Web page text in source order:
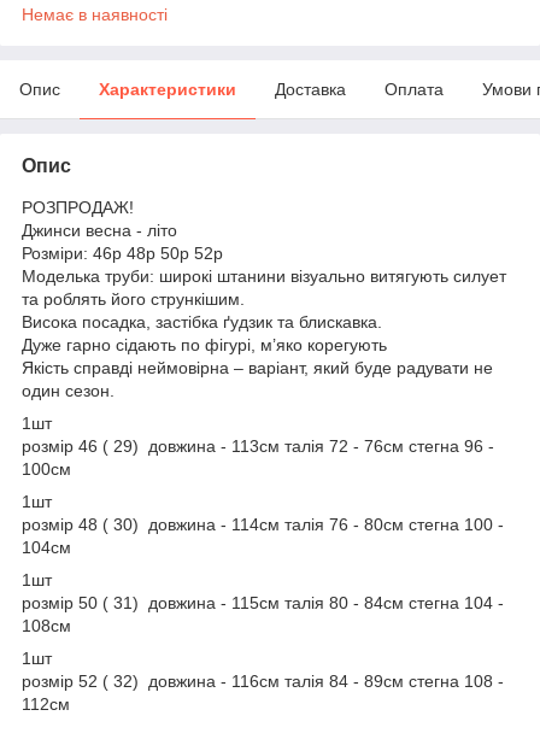
Немає в наявності
Опис Характеристики Доставка Оплата Умови
Опис
РОЗПРОДАЖ!
Джинси весна - літо
Розміри: 46р 48р 50р 52р
Моделька труби: широкі штанини візуально витягують силует
та роблять його стрункішим.
Висока посадка, застібка ґудзик та блискавка.
Дуже гарно сідають по фігурі, м’яко корегують
Якість справді неймовірна – варіант, який буде радувати не
один сезон.
1шт
розмір 46 ( 29) довжина - 113см талія 72 - 76см стегна 96 -
100см
1шт
розмір 48 ( 30) довжина - 114см талія 76 - 80см стегна 100 -
104см
1шт
розмір 50 ( 31) довжина - 115см талія 80 - 84см стегна 104 -
108см
1шт
розмір 52 ( 32) довжина - 116см талія 84 - 89см стегна 108 -
112см